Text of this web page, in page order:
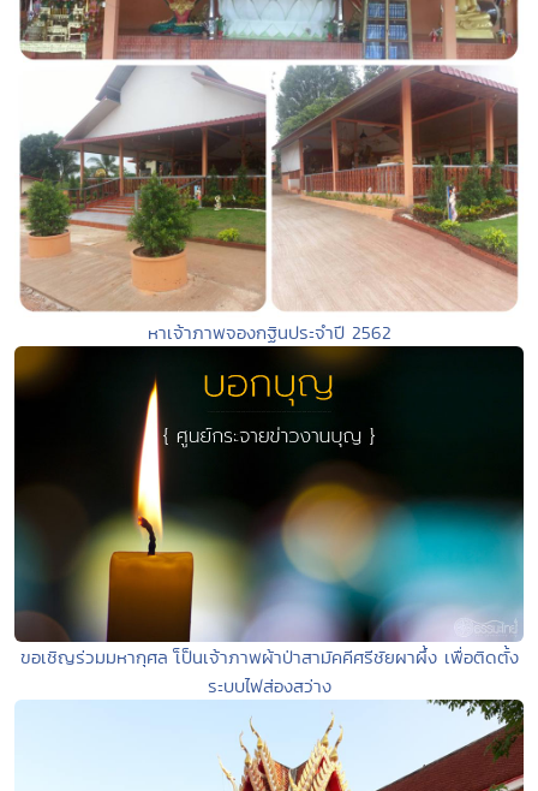
หาเจ้าภาพจองกฐินประจำปี 2562
ขอเชิญร่วมมหากุศล เ็ป็นเจ้าภาพผ้าป่าสามัคคีศรีชัยผาผึ้ง เพื่อติดตั้ง
ระบบไฟส่องสว่าง